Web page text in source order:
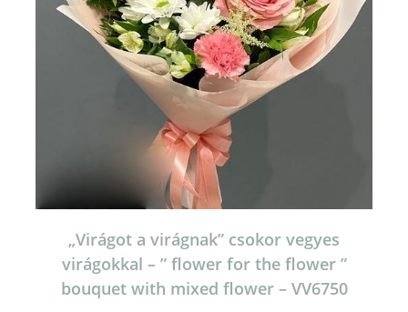
„Virágot a virágnak” csokor vegyes
virágokkal – ” flower for the flower ”
bouquet with mixed flower – VV6750